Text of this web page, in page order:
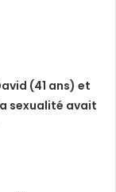
(41 ans) et
sexualité avait